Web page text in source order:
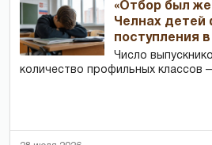
«Отбор был
Челнах детей
поступления
Число
количество профильных классов